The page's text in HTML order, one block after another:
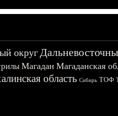
округ
Магадан Магаданская
область Сибирь ТОФ